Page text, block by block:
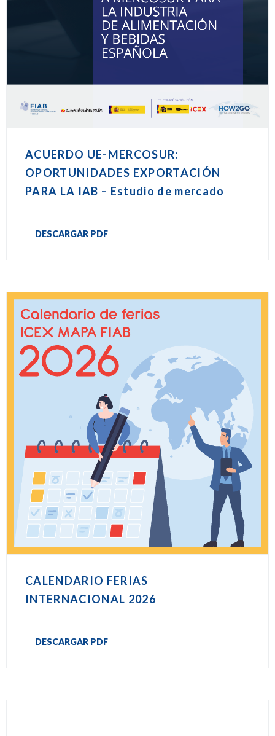
ACUERDO UE-MERCOSUR:
OPORTUNIDADES EXPORTACIÓN
PARA LA IAB – Estudio de mercado
DESCARGAR PDF
CALENDARIO FERIAS
INTERNACIONAL 2026
DESCARGAR PDF